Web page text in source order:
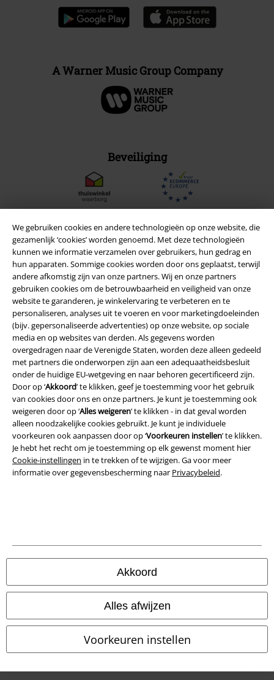
We gebruiken cookies en andere technologieën op onze website, die
gezamenlijk ‘cookies’ worden genoemd. Met deze technologieën
kunnen we informatie verzamelen over gebruikers, hun gedrag en
hun apparaten. Sommige cookies worden door ons geplaatst, terwijl
andere afkomstig zijn van onze partners. Wij en onze partners
gebruiken cookies om de betrouwbaarheid en veiligheid van onze
website te garanderen, je winkelervaring te verbeteren en te
personaliseren, analyses uit te voeren en voor marketingdoeleinden
(bijv. gepersonaliseerde advertenties) op onze website, op sociale
media en op websites van derden. Als gegevens worden
overgedragen naar de Verenigde Staten, worden deze alleen gedeeld
met partners die onderworpen zijn aan een adequaatheidsbesluit
onder de huidige EU-wetgeving en naar behoren gecertificeerd zijn.
Door op ‘Akkoord’ te klikken, geef je toestemming voor het gebruik
van cookies door ons en onze partners. Je kunt je toestemming ook
weigeren door op ‘Alles weigeren’ te klikken - in dat geval worden
alleen noodzakelijke cookies gebruikt. Je kunt je individuele
voorkeuren ook aanpassen door op ‘Voorkeuren instellen’ te klikken.
Je hebt het recht om je toestemming op elk gewenst moment hier
Cookie-instellingen in te trekken of te wijzigen. Ga voor meer
informatie over gegevensbescherming naar Privacybeleid.
Akkoord
Alles afwijzen
Voorkeuren instellen
A Warner Music Group Company
Beveiliging
Legal
Algemene Voorwaarden
Bedrijfsgegevens
Privacyverklaring
Verklaring van conformiteit
Informatie over toegankelijkheid